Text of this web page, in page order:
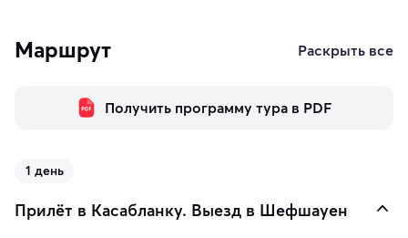
Маршрут Раскрыть все
Получить программу тура в PDF
1 день
Прилёт в Касабланку. Выезд в Шефшауен